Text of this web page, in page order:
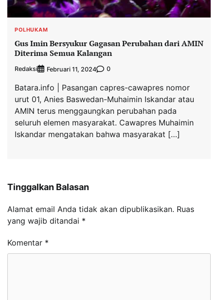
POLHUKAM
Gus Imin Bersyukur Gagasan Perubahan dari AMIN
Diterima Semua Kalangan
Redaksi Februari 11, 2024 0
Batara.info | Pasangan capres-cawapres nomor
urut 01, Anies Baswedan-Muhaimin Iskandar atau
AMIN terus menggaungkan perubahan pada
seluruh elemen masyarakat. Cawapres Muhaimin
Iskandar mengatakan bahwa masyarakat […]
Tinggalkan Balasan
Alamat email Anda tidak akan dipublikasikan. Ruas
yang wajib ditandai *
Komentar *